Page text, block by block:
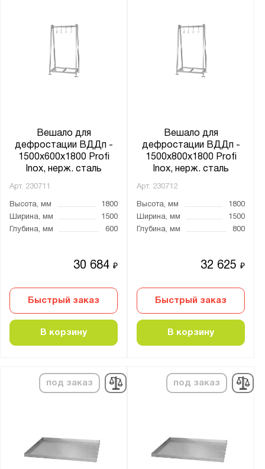
Вешало для
дефростации ВДДп -
1500x600x1800 Profi
Inox, нерж. сталь
Арт. 230711
Высота, мм
1800
Ширина, мм
1500
Глубина, мм
600
30 684₽
Быстрый заказ
В корзину
Вешало для
дефростации ВДДп -
1500x800x1800 Profi
Inox, нерж. сталь
Арт. 230712
Высота, мм
1800
Ширина, мм
1500
Глубина, мм
800
32 625₽
Быстрый заказ
В корзину
под заказ под заказ